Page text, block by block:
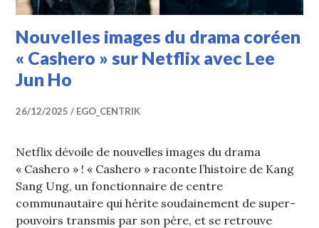
Nouvelles images du drama coréen
« Cashero » sur Netflix avec Lee
Jun Ho
26/12/2025 EGO_CENTRIK
Netflix dévoile de nouvelles images du drama
« Cashero » ! « Cashero » raconte l’histoire de Kang
Sang Ung, un fonctionnaire de centre
communautaire qui hérite soudainement de super-
pouvoirs transmis par son père, et se retrouve